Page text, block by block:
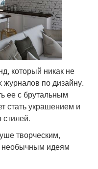
который никак не
журналов по дизайну.
ее с брутальным
стать украшением и
стилей.
творческим,
необычным идеям